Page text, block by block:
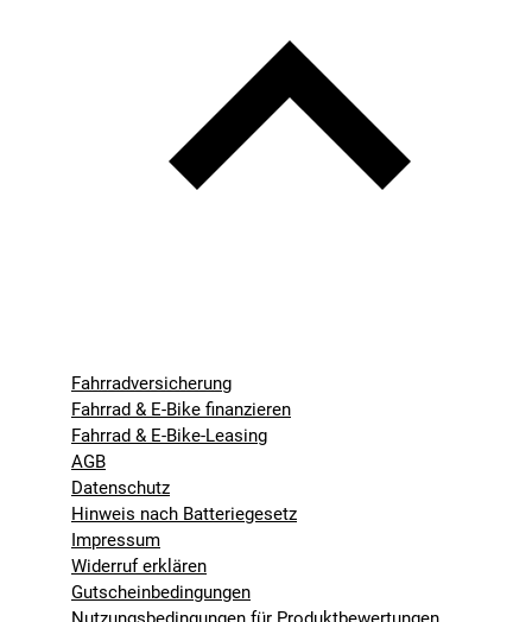
Fahrradversicherung
Fahrrad & E-Bike finanzieren
Fahrrad & E-Bike-Leasing
AGB
Datenschutz
Hinweis nach Batteriegesetz
Impressum
Widerruf erklären
Gutscheinbedingungen